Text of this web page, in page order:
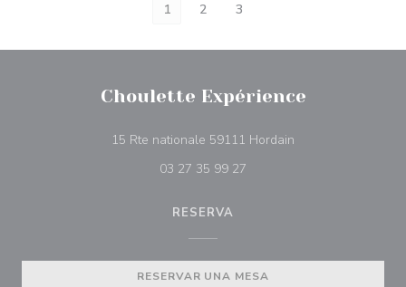
1 2 3
Choulette Expérience
15 Rte nationale 59111 Hordain
03 27 35 99 27
RESERVA
RESERVAR UNA MESA